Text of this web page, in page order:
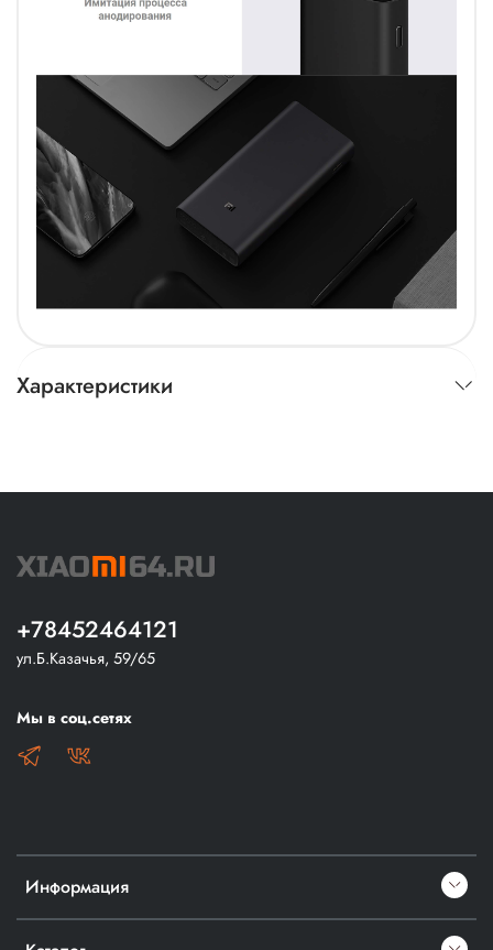
Характеристики
Информация
+78452464121
ул.Б.Казачья, 59/65
Мы в соц.сетях